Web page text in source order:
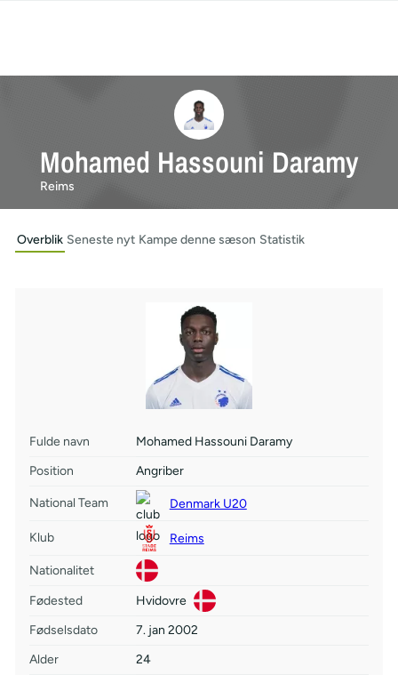
Mohamed Hassouni Daramy
Reims
Overblik Seneste nyt Kampe denne sæson Statistik
Fulde navn
Mohamed Hassouni Daramy
Position
Angriber
National Team Denmark U20
Klub Reims
Nationalitet
Fødested
Hvidovre
Fødselsdato
7. jan 2002
Alder
24